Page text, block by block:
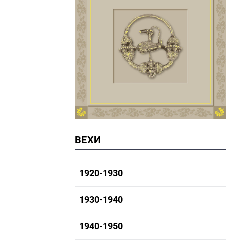
ВЕХИ
1920-1930
1920-1930 история
1920-1930 культура
1930-1940
1930-1940 история
1930-1940 культура
1940-1950